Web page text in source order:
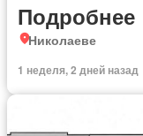
Подробнее
Николаеве
1 неделя, 2 дней назад